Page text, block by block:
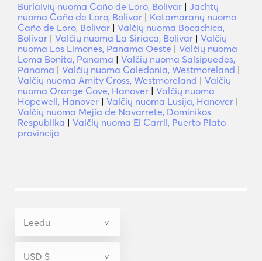
Burlaivių nuoma Caño de Loro, Bolivar | Jachtų
nuoma Caño de Loro, Bolivar | Katamaranų nuoma
Caño de Loro, Bolivar | Valčių nuoma Bocachica,
Bolivar | Valčių nuoma La Siriaca, Bolivar | Valčių
nuoma Los Limones, Panama Oeste | Valčių nuoma
Loma Bonita, Panama | Valčių nuoma Salsipuedes,
Panama | Valčių nuoma Caledonia, Westmoreland |
Valčių nuoma Amity Cross, Westmoreland | Valčių
nuoma Orange Cove, Hanover | Valčių nuoma
Hopewell, Hanover | Valčių nuoma Lusija, Hanover |
Valčių nuoma Mejía de Navarrete, Dominikos
Respublika | Valčių nuoma El Carril, Puerto Plato
provincija